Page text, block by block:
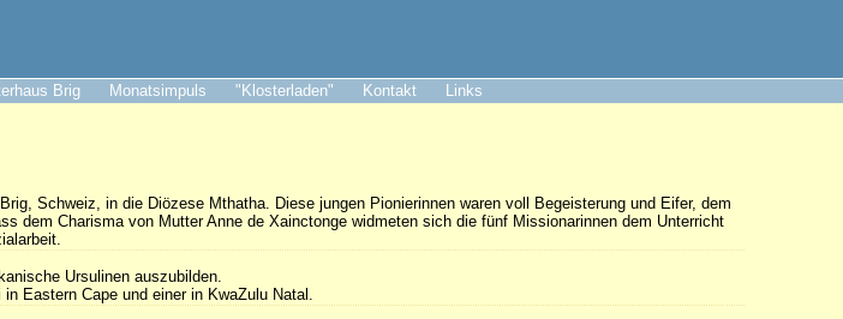
Brig Monatsimpuls "Klosterladen" Kontakt Links
Schweiz, in die Diözese Mthatha. Diese jungen Pionierinnen waren voll Begeisterung und Eifer, dem
dem Charisma von Mutter Anne de Xainctonge widmeten sich die fünf Missionarinnen dem Unterricht
Ursulinen auszubilden.
Eastern Cape und einer in KwaZulu Natal.